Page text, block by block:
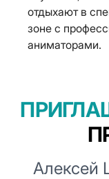
отдыхают в
зоне с
аниматорами.
Алексей